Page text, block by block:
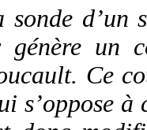
sonde d’un
génère un
Ce
s’oppose